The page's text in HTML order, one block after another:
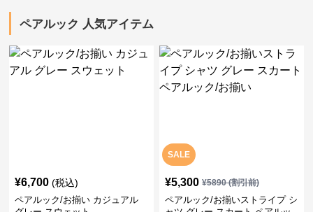
ペアルック 人気アイテム
¥6,700 (税込)
ペアルック/お揃い カジュアル
SALE
¥5,300 ¥5890(割引前)
ペアルック/お揃いストライプ シ